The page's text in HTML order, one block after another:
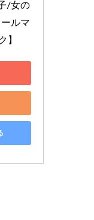
/女の
ルマ
】